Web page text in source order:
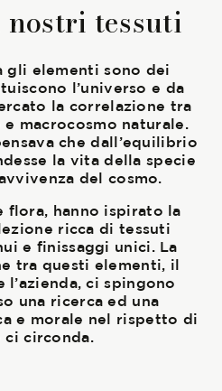
nostri tessuti
gli elementi sono dei
l’universo e da
la correlazione tra
macrocosmo naturale.
che dall’equilibrio
la vita della specie
del cosmo.
flora, hanno ispirato la
ricca di tessuti
e finissaggi unici. La
tra questi elementi, il
ci spingono
una ricerca ed una
e morale nel rispetto di
ci circonda.